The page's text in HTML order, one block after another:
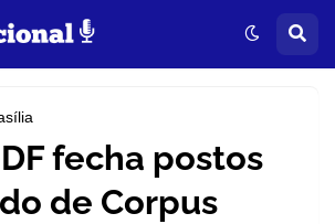
fecha postos
de Corpus